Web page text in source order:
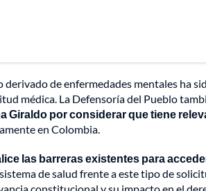
de enfermedades mentales ha
médica. La Defensoría del Pueblo
Giraldo por considerar que tiene
en Colombia.
las barreras existentes para
de salud frente a este tipo de